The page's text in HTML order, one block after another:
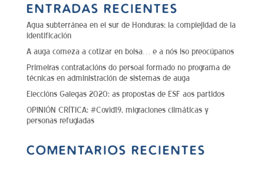
ENTRADAS RECIENTES
Agua subterránea en el sur de Honduras: la complejidad de la
identificación
A auga comeza a cotizar en bolsa… e a nós iso preocúpanos
Primeiras contratacións do persoal formado no programa de
técnicas en administración de sistemas de auga
Eleccións Galegas 2020: as propostas de ESF aos partidos
OPINIÓN CRÍTICA: #Covid19, migraciones climáticas y
personas refugiadas
COMENTARIOS RECIENTES